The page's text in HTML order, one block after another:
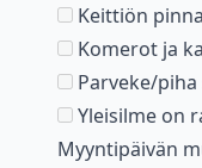
Keittiön
Komerot ja
Parveke/
Yleisilme on
Myyntipäivän